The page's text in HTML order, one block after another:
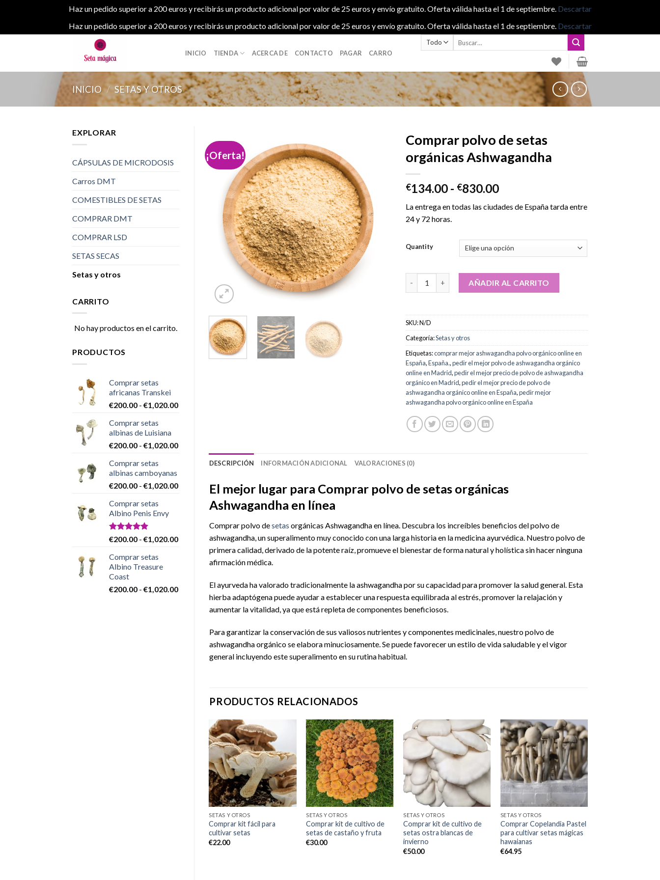
Haz un pedido superior a 200 euros y recibirás un producto adicional por valor de 25 euros y envío gratuito. Oferta válida hasta el 1 de septiembre. Descartar
Haz un pedido superior a 200 euros y recibirás un producto adicional por valor de 25 euros y envío gratuito. Oferta válida hasta el 1 de septiembre. Descartar
INICIO TIENDA ACERCA DE CONTACTO PAGAR CARRO
Buscar
INICIO / SETAS Y OTROS
EXPLORAR
CÁPSULAS DE MICRODOSIS
Carros DMT
COMESTIBLES DE SETAS
COMPRAR DMT
COMPRAR LSD
SETAS SECAS
Setas y otros
CARRITO
No hay productos en el carrito.
PRODUCTOS
Comprar setas
africanas Transkei
€200.00 - €1,020.00Rango
€200.00
€1,020.00
Comprar setas
albinas de Luisiana
€200.00 - €1,020.00Rango
€200.00
€1,020.00
Comprar setas
albinas camboyanas
€200.00 - €1,020.00Rango
hasta
Comprar setas
Albino Penis Envy
Valorado
de 5
€200.00 - €1,020.00Rango
hasta
€1,020.00
Comprar setas
Albino Treasure
Coast
€200.00 - €1,020.00Rango
€1,020.00
¡Oferta!
Add to
wishlist
Comprar polvo de setas
orgánicas Ashwagandha
€134.00 - €830.00Rango
precios:
hasta
€830.00
La entrega en todas las ciudades de España tarda entre
24 y 72 horas.
Quantity
Comprar polvo de setas orgánicas Ashwagandha cantidad
AÑADIR AL CARRITO
SKU:N/D
Categoría:Setas y otros
Etiquetas:comprar mejor ashwagandha polvo orgánico online en
España,España.,pedir el mejor polvo de ashwagandha orgánico
online en Madrid,pedir el mejor precio de polvo de ashwagandha
orgánico en Madrid,pedir el mejor precio de polvo de
ashwagandha orgánico online en España,pedir mejor
ashwagandha polvo orgánico online en España
DESCRIPCIÓN INFORMACIÓN ADICIONAL VALORACIONES (0)
El mejor lugar para Comprar polvo de setas orgánicas
Ashwagandha en línea
Comprar polvo desetas orgánicas Ashwagandha en línea. Descubra los increíbles beneficios del polvo de
ashwagandha, un superalimento muy conocido con una larga historia en la medicina ayurvédica. Nuestro polvo de
primera calidad, derivado de la potente raíz, promueve el bienestar de forma natural y holística sin hacer ninguna
afirmación médica.
El ayurveda ha valorado tradicionalmente la ashwagandha por su capacidad para promover la salud general. Esta
hierba adaptógena puede ayudar a establecer una respuesta equilibrada al estrés, promover la relajación y
aumentar la vitalidad, ya que está repleta de componentes beneficiosos.
Para garantizar la conservación de sus valiosos nutrientes y componentes medicinales, nuestro polvo de
ashwagandha orgánico se elabora minuciosamente. Se puede favorecer un estilo de vida saludable y el vigor
general incluyendo este superalimento en su rutina habitual.
PRODUCTOS RELACIONADOS
Add to
wishlist
SETAS Y OTROS
Comprar kit fácil para
cultivar setas
€22.00
Add to
wishlist
SETAS Y OTROS
Comprar kit de cultivo de
setas de castaño y fruta
€30.00
wishlist
SETAS Y OTROS
Comprar kit de cultivo de
setas ostra blancas de
invierno
€50.00
Add to
wishlist
SETAS Y OTROS
Comprar Copelandia Pastel
para cultivar setas mágicas
hawaianas
€64.95